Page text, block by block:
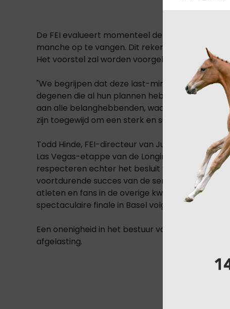
De FEI evalueert momenteel de situatie en zal
manche op te vangen. Dit rekening houdend
Het voorstel zal worden voorgelegd aan het
"We begrijpen dat deze last-minute annulering
degenen die al hun plannen hebben gemaakt
aan alle belanghebbenden, waaronder ruiters,
zijn toegewijd om een sterk en succesvol serie
Todd Hinde, FEI-directeur van Jumping, zei:
Las Vegas-etappe van de Longines FEI Jumping
respecteren echter het besluit van het
voortdurende succes van de serie te
atleten en fans in de overige kwalificaties. We
spectaculaire finale in Basel volgend jaar.”
Een onenigheid in het bestuur van de reeds
afgelasting.